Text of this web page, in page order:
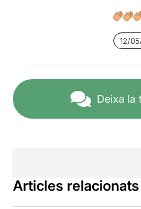
12/
Deixa la
Articles relacionats